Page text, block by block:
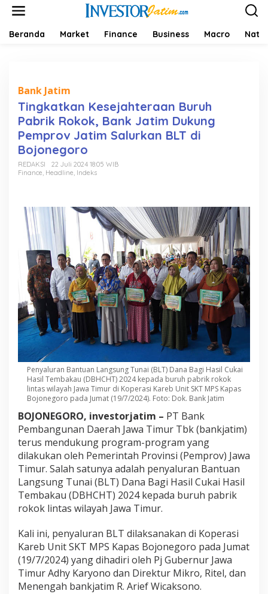
Beranda Market Finance Business Macro
Bank Jatim
Tingkatkan Kesejahteraan Buruh
Pabrik Rokok, Bank Jatim Dukung
Pemprov Jatim Salurkan BLT di
Bojonegoro
REDAKSI
22 Juli 2024 18:05 WIB
Finance, Headline, Indeks
Penyaluran Bantuan Langsung Tunai (BLT) Dana Bagi Hasil Cukai
Hasil Tembakau (DBHCHT) 2024 kepada buruh pabrik rokok
lintas wilayah Jawa Timur di Koperasi Kareb Unit SKT MPS Kapas
Bojonegoro pada Jumat (19/7/2024). Foto: Dok. Bank Jatim
BOJONEGORO, investorjatim – PT Bank
Pembangunan Daerah Jawa Timur Tbk (bankjatim)
terus mendukung program-program yang
dilakukan oleh Pemerintah Provinsi (Pemprov) Jawa
Timur. Salah satunya adalah penyaluran Bantuan
Langsung Tunai (BLT) Dana Bagi Hasil Cukai Hasil
Tembakau (DBHCHT) 2024 kepada buruh pabrik
rokok lintas wilayah Jawa Timur.
Kali ini, penyaluran BLT dilaksanakan di Koperasi
Kareb Unit SKT MPS Kapas Bojonegoro pada Jumat
(19/7/2024) yang dihadiri oleh Pj Gubernur Jawa
Timur Adhy Karyono dan Direktur Mikro, Ritel, dan
Menengah bankjatim R. Arief Wicaksono.